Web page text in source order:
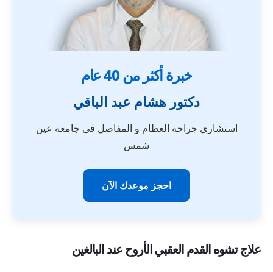
خبرة أكثر من 40 عام
دكتور هشام عبد الباقي
استشاري جراحة العظام و المفاصل فى جامعة عين
شمس
احجز موعدك الآن
علاج تشوه القدم العقبي الأروح عند البالغين